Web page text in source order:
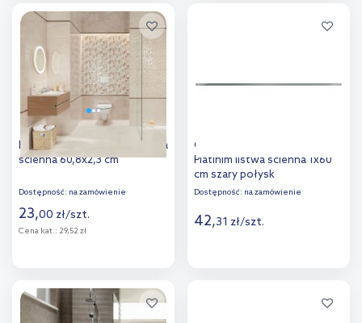
Dodaj do
porównania
Domino Tempre brown listwa
ścienna 60,8x2,3 cm
Dostępność: na zamówienie
23,00 zł/szt.
Cena kat.: 29,52 zł
Dodaj do
Ceramika Color Statuario
Platinim listwa ścienna 1x60
cm szary połysk
Dostępność: na zamówienie
42,31 zł/szt.